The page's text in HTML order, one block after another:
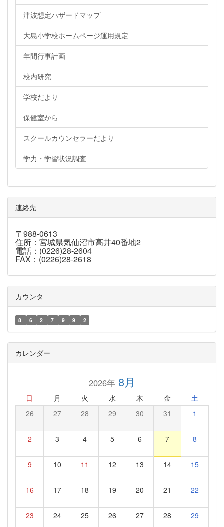
津波想定ハザードマップ
大島小学校ホームページ運用規定
年間行事計画
校内研究
学校だより
保健室から
スクールカウンセラーだより
学力・学習状況調査
連絡先
〒988-0613
住所：宮城県気仙沼市高井40番地2
電話：(0226)28-2604
FAX：(0226)28-2618
カウンタ
8 6 2 7 9 9 2
カレンダー
2026年8月
日 月 火 水 木 金 土
26 27 28 29 30 31 1
2 3 4 5 6 7 8
9 10 11 12 13 14 15
16 17 18 19 20 21 22
23 24 25 26 27 28 29